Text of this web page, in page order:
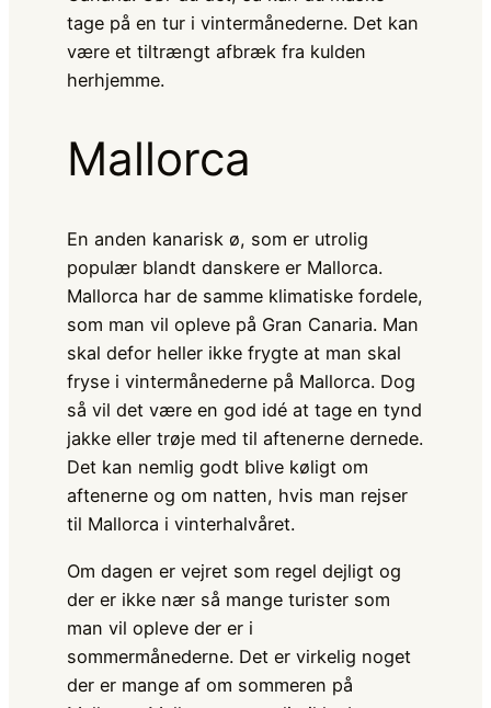
tage på en tur i vintermånederne. Det kan
være et tiltrængt afbræk fra kulden
herhjemme.
Mallorca
En anden kanarisk ø, som er utrolig
populær blandt danskere er Mallorca.
Mallorca har de samme klimatiske fordele,
som man vil opleve på Gran Canaria. Man
skal defor heller ikke frygte at man skal
fryse i vintermånederne på Mallorca. Dog
så vil det være en god idé at tage en tynd
jakke eller trøje med til aftenerne dernede.
Det kan nemlig godt blive køligt om
aftenerne og om natten, hvis man rejser
til Mallorca i vinterhalvåret.
Om dagen er vejret som regel dejligt og
der er ikke nær så mange turister som
man vil opleve der er i
sommermånederne. Det er virkelig noget
der er mange af om sommeren på